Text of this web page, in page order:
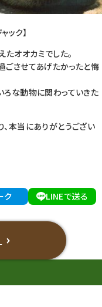
ック】
オオカミでした。
ごさせてあげたかったと悔
ろな動物に関わっていきた
、本当にありがとうござい
ク LINEで送る